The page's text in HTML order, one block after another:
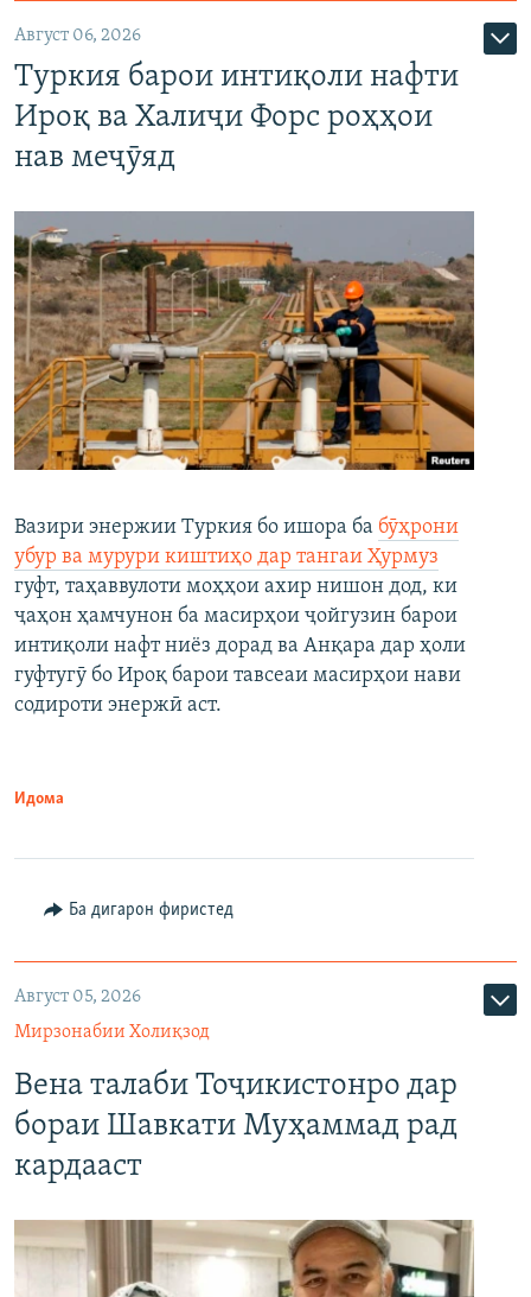
Август 06, 2026
Туркия барои интиқоли нафти
Ироқ ва Халиҷи Форс роҳҳои
нав меҷӯяд
Вазири энержии Туркия бо ишора ба бӯҳрони
убур ва мурури киштиҳо дар тангаи Ҳурмуз
гуфт, таҳаввулоти моҳҳои ахир нишон дод, ки
ҷаҳон ҳамчунон ба масирҳои ҷойгузин барои
интиқоли нафт ниёз дорад ва Анқара дар ҳоли
гуфтугӯ бо Ироқ барои тавсеаи масирҳои нави
содироти энержӣ аст.
Идома
Ба дигарон фиристед
Август 05, 2026
Мирзонабии Холиқзод
Вена талаби Тоҷикистонро дар
бораи Шавкати Муҳаммад рад
кардааст